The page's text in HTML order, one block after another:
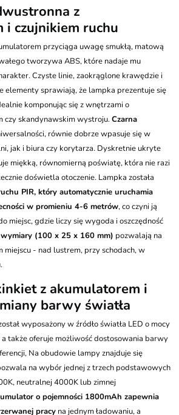
gabarytów, nie dotyczy produktów 3m)
48H - 16 zł
zł
- 35 zł
12, 94-058 Łódź
z
i czujnikiem ruchu
przyciąga uwagę smukłą, matową
tworzywa ABS, które nadaje mu
Czyste linie, zaokrąglone krawędzie i
elementy sprawiają, że lampka prezentuje się
komponując się z wnętrzami o
czy skandynawskim wystroju.Czarna
równie dobrze wpasuje się w
jak i biura czy korytarza. Dyskretnie ukryte
miękką, równomierną poświatę, która nie razi
doświetla otoczenie. Lampka została
PIR, który automatycznie uruchamia
w promieniu 4-6 metrów, co czyni ją
miejsc, gdzie liczy się wygoda i oszczędność
(100 x 25 x 160 mm) pozwalają na
miejscu - nad lustrem, przy schodach, w
z akumulatorem i
barwy światła
wyposażony w źródło światła LED o mocy
a także oferuje możliwość dostosowania barwy
Na obudowie lampy znajduje się
na wybór jednej z trzech podstawowych
neutralnej 4000K lub zimnej
o pojemności 1800mAh zapewnia
pracy na jednym ładowaniu, a